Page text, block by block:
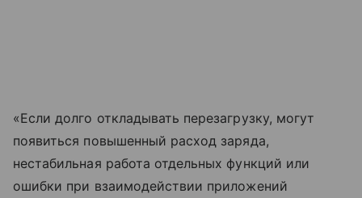
«Если долго откладывать перезагрузку, могут
появиться повышенный расход заряда,
нестабильная работа отдельных функций или
ошибки при взаимодействии приложений